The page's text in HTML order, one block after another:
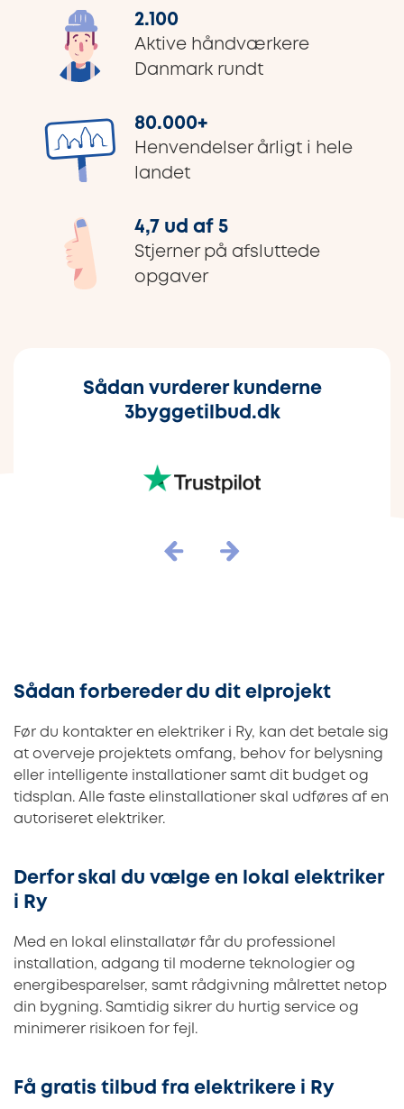
2.100
Aktive håndværkere
Danmark rundt
80.000+
Henvendelser årligt i hele
landet
4,7 ud af 5
Stjerner på afsluttede
opgaver
Sådan vurderer kunderne
3byggetilbud.dk
Sådan forbereder du dit elprojekt
Før du kontakter en elektriker i Ry, kan det betale sig
at overveje projektets omfang, behov for belysning
eller intelligente installationer samt dit budget og
tidsplan. Alle faste elinstallationer skal udføres af en
autoriseret elektriker.
Derfor skal du vælge en lokal elektriker
i Ry
Med en lokal elinstallatør får du professionel
installation, adgang til moderne teknologier og
energibesparelser, samt rådgivning målrettet netop
din bygning. Samtidig sikrer du hurtig service og
minimerer risikoen for fejl.
Få gratis tilbud fra elektrikere i Ry